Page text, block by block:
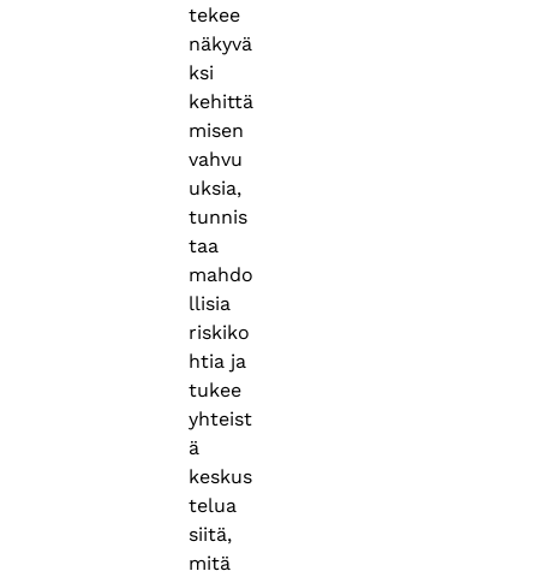
tekee
näkyvä
ksi
kehittä
misen
vahvu
uksia,
tunnis
taa
mahdo
llisia
riskiko
htia ja
tukee
yhteist
ä
keskus
telua
siitä,
mitä